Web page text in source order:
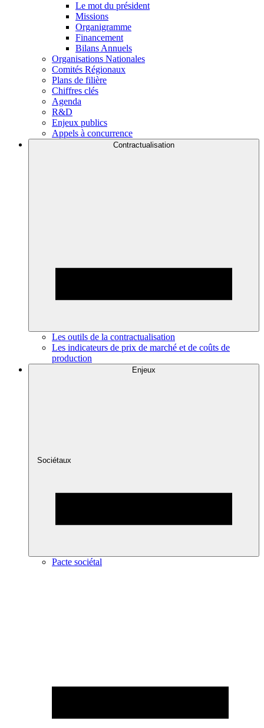
Le mot du président
Missions
Organigramme
Financement
Bilans Annuels
Organisations Nationales
Comités Régionaux
Plans de filière
Chiffres clés
Agenda
R&D
Enjeux publics
Appels à concurrence
Contractualisation
Les outils de la contractualisation
Les indicateurs de prix de marché et de coûts de
production
Enjeux
Sociétaux
Pacte sociétal